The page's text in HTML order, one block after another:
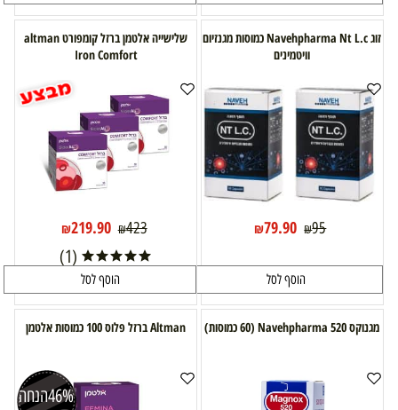
זוג Navehpharma Nt L.c כמוסות מגנזיום
וויטמינים
₪95
₪79.90
הוסף לסל
שלישייה אלטמן ברזל קומפורט altman
Iron Comfort
₪423
₪219.90
(1)
הוסף לסל
מגנוקס 520 Navehpharma (60 כמוסות) Altman ברזל פלוס 100 כמוסות אלטמן
46%הנחה